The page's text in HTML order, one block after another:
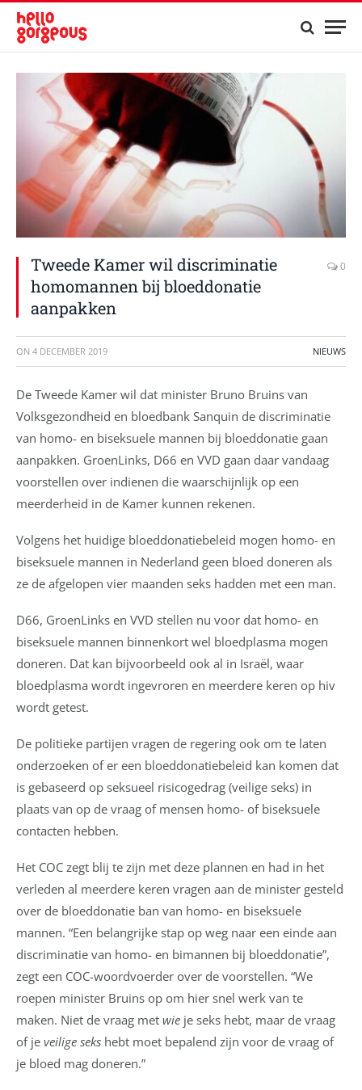
Tweede Kamer wil discriminatie
homomannen bij bloeddonatie
aanpakken
0
ON 4 DECEMBER 2019 NIEUWS
De Tweede Kamer wil dat minister Bruno Bruins van
Volksgezondheid en bloedbank Sanquin de discriminatie
van homo- en biseksuele mannen bij bloeddonatie gaan
aanpakken. GroenLinks, D66 en VVD gaan daar vandaag
voorstellen over indienen die waarschijnlijk op een
meerderheid in de Kamer kunnen rekenen.
Volgens het huidige bloeddonatiebeleid mogen homo- en
biseksuele mannen in Nederland geen bloed doneren als
ze de afgelopen vier maanden seks hadden met een man.
D66, GroenLinks en VVD stellen nu voor dat homo- en
biseksuele mannen binnenkort wel bloedplasma mogen
doneren. Dat kan bijvoorbeeld ook al in Israël, waar
bloedplasma wordt ingevroren en meerdere keren op hiv
wordt getest.
De politieke partijen vragen de regering ook om te laten
onderzoeken of er een bloeddonatiebeleid kan komen dat
is gebaseerd op seksueel risicogedrag (veilige seks) in
plaats van op de vraag of mensen homo- of biseksuele
contacten hebben.
Het COC zegt blij te zijn met deze plannen en had in het
verleden al meerdere keren vragen aan de minister gesteld
over de bloeddonatie ban van homo- en biseksuele
mannen. “Een belangrijke stap op weg naar een einde aan
discriminatie van homo- en bimannen bij bloeddonatie”,
zegt een COC-woordvoerder over de voorstellen. “We
roepen minister Bruins op om hier snel werk van te
maken. Niet de vraag met wie je seks hebt, maar de vraag
of je veilige seks hebt moet bepalend zijn voor de vraag of
je bloed mag doneren.”